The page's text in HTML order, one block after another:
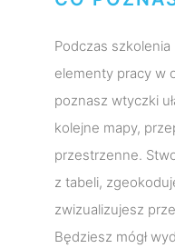
Podczas
elementy pracy w
poznasz wtyczki
kolejne mapy,
przestrzenne.
z tabeli,
zwizualizujesz
Będziesz mógł